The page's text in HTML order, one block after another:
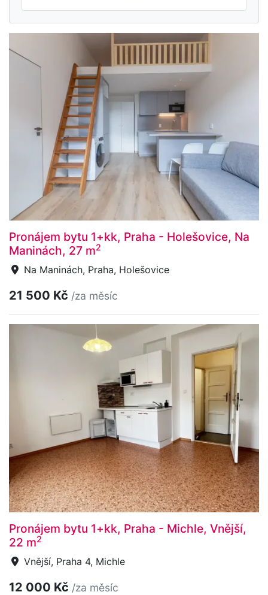
Pronájem bytu 1+kk, Praha - Holešovice, Na
Maninách, 27 m2
Na Maninách, Praha, Holešovice
21 500 Kč /za měsíc
Pronájem bytu 1+kk, Praha - Michle, Vnější,
22 m2
Vnější, Praha 4, Michle
12 000 Kč /za měsíc